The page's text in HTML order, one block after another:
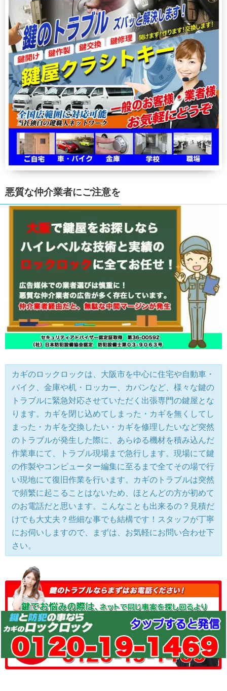
悪質な仲介業者にご注意を
カギのロックロックは、大阪市を中心に住宅や自動車・
バイク、金庫や机・ロッカー、カバンなど、様々な鍵の
トラブルに緊急対応させていただく出張専門の鍵屋とな
ります。カギを閉じ込めてしまった・カギを無くしてし
まった・カギを交換したい・カギを修理したいなど突然
のトラブルが発生した際に、あらゆる機材を積み込んだ
作業車にて、トラブル現場まで急行します。現場にて鍵
の作製やコンピューター編集に至るまで全てその場で行
い現地にて復旧作業を行います。カギのトラブルは突然
で頻繁に起こることはないため、ほとんどの方が初めて
のお電話だと思います。こんなことも出来るの？見積だ
けでも大丈夫？些細な事でも結構です！スタッフが丁寧
にお伺いしますので、まずは、お気軽にお問い合わせ下
さい。